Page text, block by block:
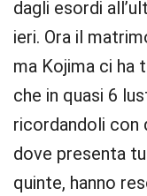
dagli esordi
ieri. Ora il
ma Kojima ci ha
che in quasi 6
ricordandoli con
dove presenta
quinte, hanno